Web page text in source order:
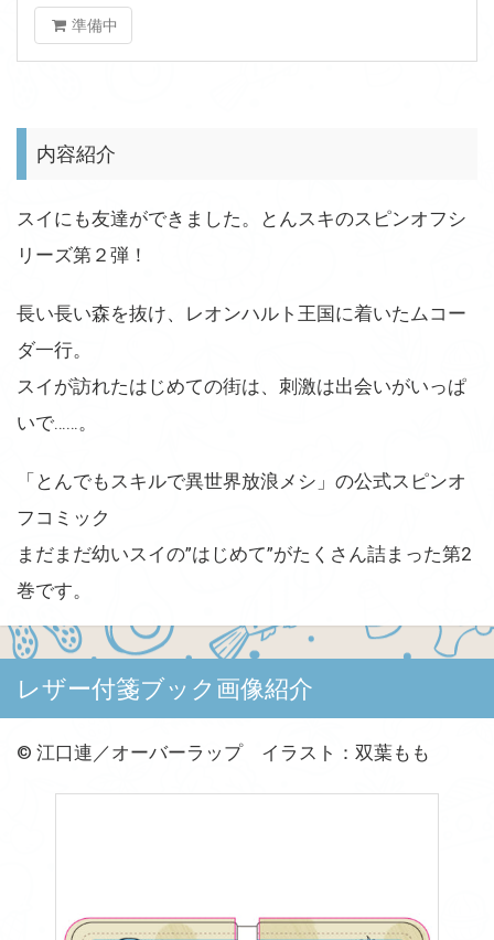
準備中
内容紹介
スイにも友達ができました。とんスキのスピンオフシ
リーズ第２弾！
長い長い森を抜け、レオンハルト王国に着いたムコー
ダ一行。
スイが訪れたはじめての街は、刺激は出会いがいっぱ
いで……。
「とんでもスキルで異世界放浪メシ」の公式スピンオ
フコミック
まだまだ幼いスイの”はじめて”がたくさん詰まった第2
巻です。
レザー付箋ブック画像紹介
© 江口連／オーバーラップ イラスト：双葉もも